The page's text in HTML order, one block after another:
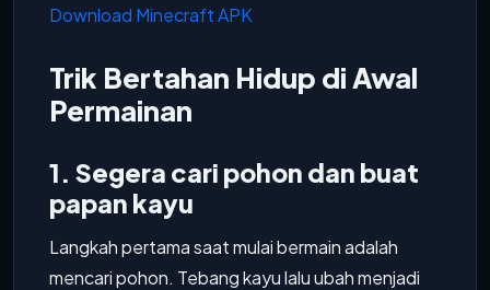
Download Minecraft APK
Trik Bertahan Hidup di Awal
Permainan
1. Segera cari pohon dan buat
papan kayu
Langkah pertama saat mulai bermain adalah
mencari pohon. Tebang kayu lalu ubah menjadi